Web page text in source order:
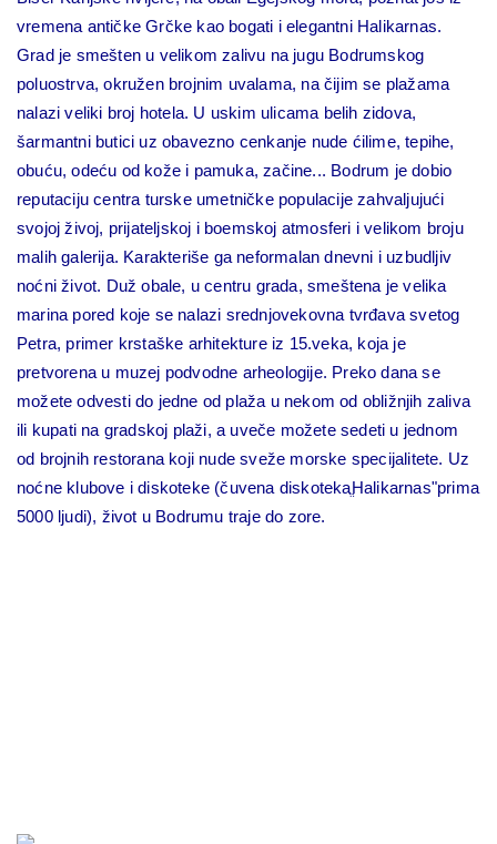
vremena antičke Grčke kao bogati i elegantni Halikarnas.
Grad je smešten u velikom zalivu na jugu Bodrumskog
poluostrva, okružen brojnim uvalama, na čijim se plažama
nalazi veliki broj hotela. U uskim ulicama belih zidova,
šarmantni butici uz obavezno cenkanje nude ćilime, tepihe,
obuću, odeću od kože i pamuka, začine... Bodrum je dobio
reputaciju centra turske umetničke populacije zahvaljujući
svojoj živoj, prijateljskoj i boemskoj atmosferi i velikom broju
malih galerija. Karakteriše ga neformalan dnevni i uzbudljiv
noćni život. Duž obale, u centru grada, smeštena je velika
marina pored koje se nalazi srednjovekovna tvrđava svetog
Petra, primer krstaške arhitekture iz 15.veka, koja je
pretvorena u muzej podvodne arheologije. Preko dana se
možete odvesti do jedne od plaža u nekom od obližnjih zaliva
ili kupati na gradskoj plaži, a uveče možete sedeti u jednom
od brojnih restorana koji nude sveže morske specijalitete. Uz
noćne klubove i diskoteke (čuvena diskotekaֱHalikarnas"prima
5000 ljudi), život u Bodrumu traje do zore.